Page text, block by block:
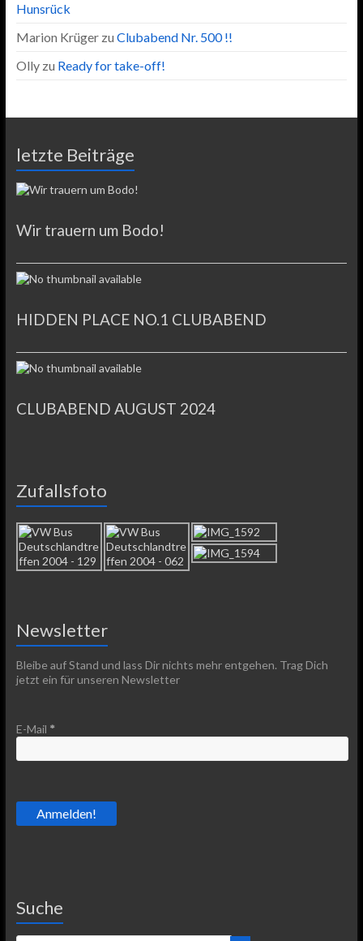
Hunsrück
Marion Krügerzu Clubabend Nr. 500 !!
Ollyzu Ready for take-off!
letzte Beiträge
Wir trauern um Bodo!
HIDDEN PLACE NO.1 CLUBABEND
CLUBABEND AUGUST 2024
Zufallsfoto
Newsletter
Bleibe auf Stand und lass Dir nichts mehr entgehen. Trag Dich
jetzt ein für unseren Newsletter
E-Mail *
Suche